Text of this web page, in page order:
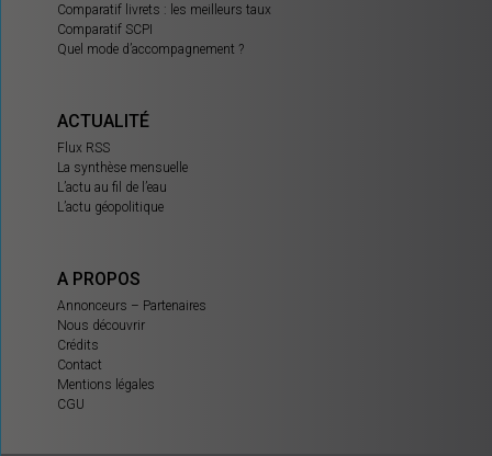
Comparatif livrets : les meilleurs taux
Comparatif SCPI
Quel mode d’accompagnement ?
ACTUALITÉ
Flux RSS
La synthèse mensuelle
L’actu au fil de l’eau
L’actu géopolitique
A PROPOS
Annonceurs – Partenaires
Nous découvrir
Crédits
Contact
Mentions légales
CGU